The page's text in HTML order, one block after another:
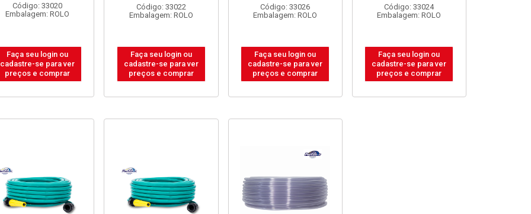
Código: 33020
Embalagem: ROLO
Faça seu login ou
cadastre-se para ver
preços e comprar
Código: 33022
Embalagem: ROLO
Faça seu login ou
cadastre-se para ver
preços e comprar
Código: 33026
Embalagem: ROLO
Faça seu login ou
cadastre-se para ver
preços e comprar
Código: 33024
Embalagem: ROLO
Faça seu login ou
cadastre-se para ver
preços e comprar